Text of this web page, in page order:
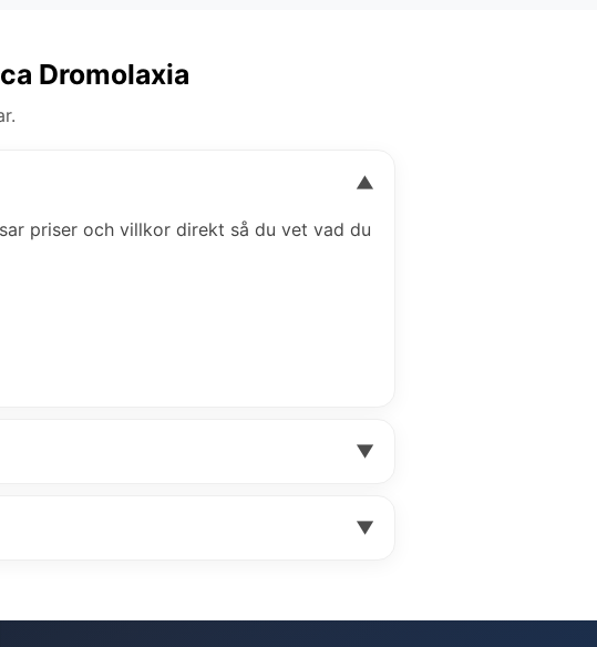
Dromolaxia
▼
priser och villkor direkt så du vet vad du
▼
▼